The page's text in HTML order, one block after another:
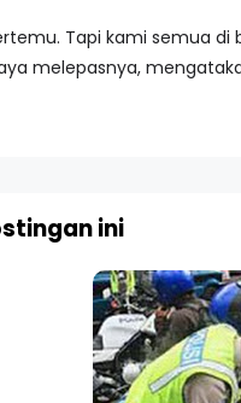
Tapi kami semua
melepasnya,
ini